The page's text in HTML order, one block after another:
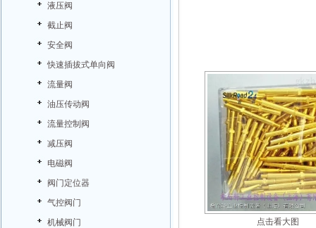
液压阀
截止阀
安全阀
快速插拔式单向阀
流量阀
油压传动阀
流量控制阀
减压阀
电磁阀
阀门定位器
气控阀门
机械阀门
点击看大图